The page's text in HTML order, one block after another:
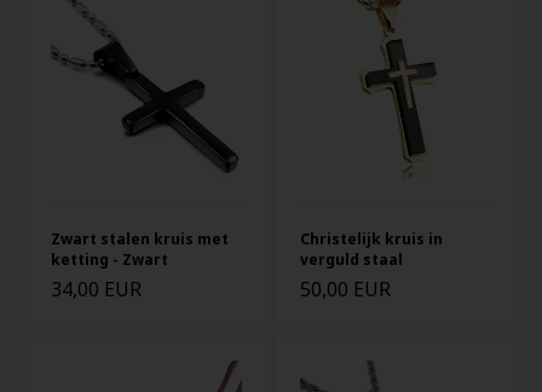
Zwart stalen kruis met
ketting - Zwart
34,00 EUR
Christelijk kruis in
verguld staal
50,00 EUR